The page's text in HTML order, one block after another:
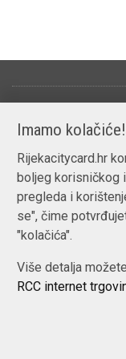
Imamo kolačiće!
Rijekacitycard.hr
boljeg korisničkog
pregleda i
se", čime
"kolačića".
Više detalja
RCC internet